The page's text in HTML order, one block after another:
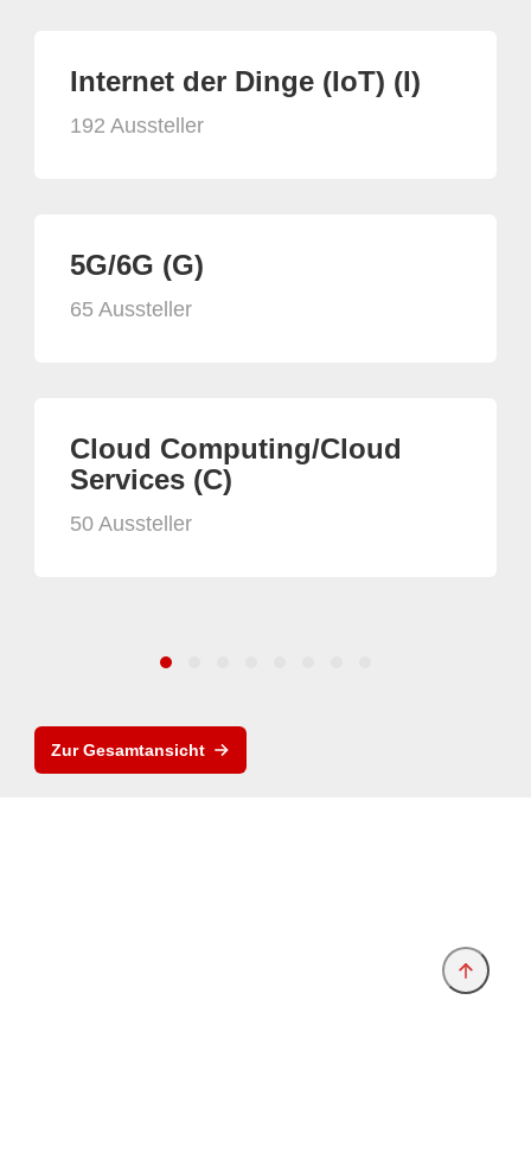
Internet der Dinge (IoT) (I)
192 Aussteller
5G/6G (G)
65 Aussteller
Cloud Computing/Cloud
Services (C)
50 Aussteller
Zur Gesamtansicht